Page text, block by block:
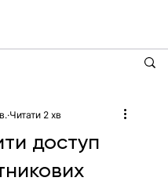
доступ
Читати 2 хв